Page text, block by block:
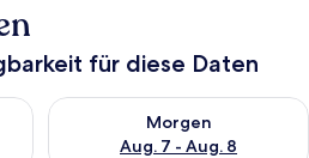
für diese Daten
für heute Nacht, Aug. 6 - Aug. 7.
Morgen
Aug. 7 - Aug. 8
Überprüfe die Verfügbarkeit